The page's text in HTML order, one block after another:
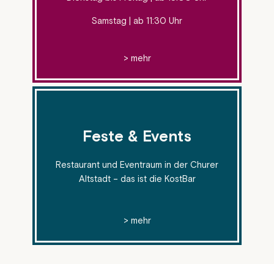
Samstag | ab 11:30 Uhr
> mehr
Feste & Events
Restaurant und Eventraum in der Churer
Altstadt – das ist die KostBar
> mehr